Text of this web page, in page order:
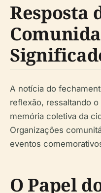
Resposta
A notícia do
reflexão, ressaltando
memória coletiva da
Organizações
eventos
O Papel